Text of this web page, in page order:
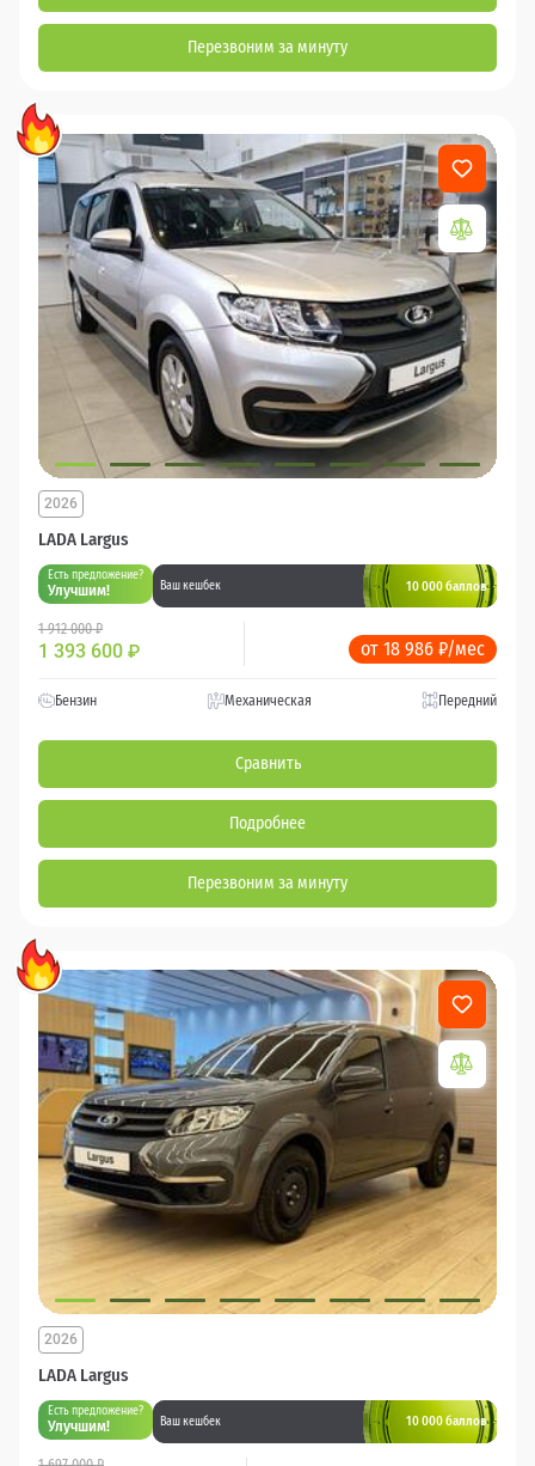
Перезвоним за минуту
LADA Largus
2026
Есть предложение?
Улучшим! Ваш кешбек 10 000 баллов
1 912 000 ₽
1 393 600 ₽ от 18 986 ₽/мес
Бензин Механическая Передний
Сравнить
Подробнее
Перезвоним за минуту
LADA Largus
2026
Есть предложение?
Улучшим! Ваш кешбек 10 000 баллов